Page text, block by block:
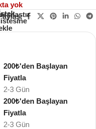
yok
2-3 Gün
200₺'den Başlayan
Fiyatla
2-3 Gün
200₺'den Başlayan
Fiyatla